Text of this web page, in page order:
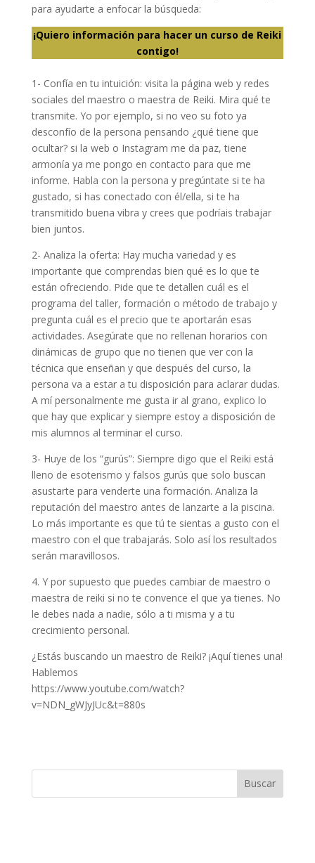
para ayudarte a enfocar la búsqueda:
¡Quiero información para hacer un curso de Reiki
contigo!
1- Confía en tu intuición: visita la página web y redes
sociales del maestro o maestra de Reiki. Mira qué te
transmite. Yo por ejemplo, si no veo su foto ya
desconfío de la persona pensando ¿qué tiene que
ocultar? si la web o Instagram me da paz, tiene
armonía ya me pongo en contacto para que me
informe. Habla con la persona y pregúntate si te ha
gustado, si has conectado con él/ella, si te ha
transmitido buena vibra y crees que podríais trabajar
bien juntos.
2- Analiza la oferta: Hay mucha variedad y es
importante que comprendas bien qué es lo que te
están ofreciendo. Pide que te detallen cuál es el
programa del taller, formación o método de trabajo y
pregunta cuál es el precio que te aportarán esas
actividades. Asegúrate que no rellenan horarios con
dinámicas de grupo que no tienen que ver con la
técnica que enseñan y que después del curso, la
persona va a estar a tu disposición para aclarar dudas.
A mí personalmente me gusta ir al grano, explico lo
que hay que explicar y siempre estoy a disposición de
mis alumnos al terminar el curso.
3- Huye de los “gurús”: Siempre digo que el Reiki está
lleno de esoterismo y falsos gurús que solo buscan
asustarte para venderte una formación. Analiza la
reputación del maestro antes de lanzarte a la piscina.
Lo más importante es que tú te sientas a gusto con el
maestro con el que trabajarás. Solo así los resultados
serán maravillosos.
4. Y por supuesto que puedes cambiar de maestro o
maestra de reiki si no te convence el que ya tienes. No
le debes nada a nadie, sólo a ti misma y a tu
crecimiento personal.
¿Estás buscando un maestro de Reiki? ¡Aquí tienes una!
Hablemos
https://www.youtube.com/watch?
v=NDN_gWJyJUc&t=880s